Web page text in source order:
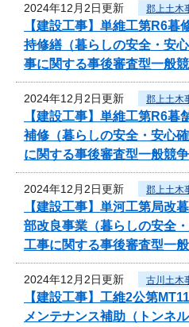
2024年12月2日更新 郡上土木
【建設工事】単維工第R6
持修繕（暮らしの安全・安
事に関する事後審査型一般
2024年12月2日更新 郡上土木
【建設工事】単維工第R6
補修（暮らしの安全・安心
に関する事後審査型一般競
2024年12月2日更新 郡上土木
【建設工事】単河工第局
部改良事業（暮らしの安全
工事に関する事後審査型一
2024年12月2日更新 古川土木
【建設工事】工維2公第
メンテナンス補助（トンネ